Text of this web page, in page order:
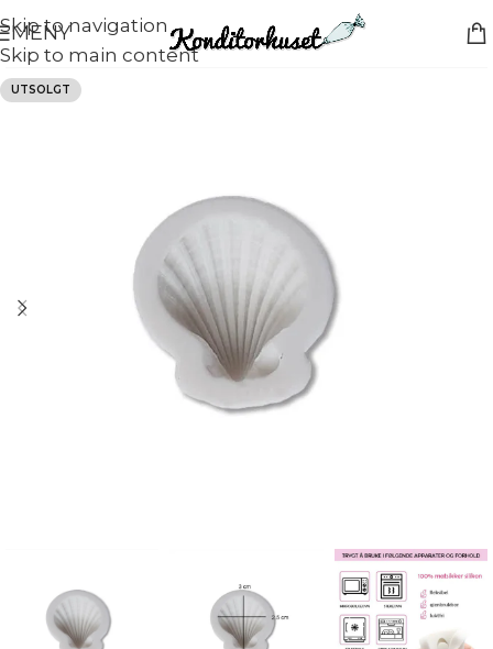
Skip to navigation
Skip to main content
MENY
UTSOLGT